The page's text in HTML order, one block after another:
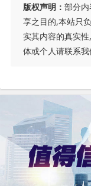
版权声明： 部分
享之目的,本站只
实其内容的真实
体或个人请联系我